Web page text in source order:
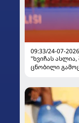
09:33/24-07-2026
"ხვიჩას
ცნობილი